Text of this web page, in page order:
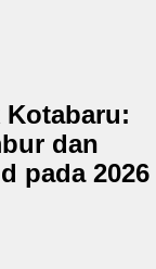
Kotabaru:
dan
pada 2026